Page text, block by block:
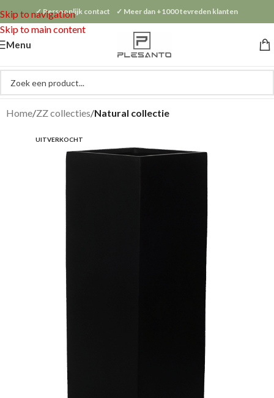
Skip to navigation
Skip to main content
✓ Persoonlijk contact ✓ Meer dan +1000 tevreden klanten
Menu
Home ZZ collecties Natural collectie
UITVERKOCHT